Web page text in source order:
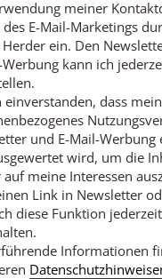
Datenschutz
Impressum
widerrufen Abo
meiner
des E-Mail-Marketings
Herder ein. Den
Werbung kann ich
einverstanden, dass mein
und E-Mail-Werbung
wird, um die
auf meine Interessen
Link in Newsletter
diese Funktion jederzeit
Informationen